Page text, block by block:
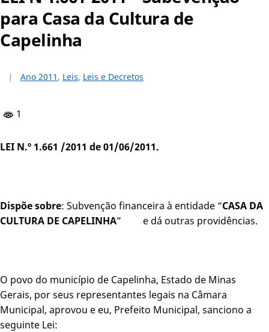
para Casa da Cultura de
Capelinha
Ano 2011 , Leis, Leis e Decretos
1
LEI N.º 1.661 /2011 de 01/06/2011.
Dispõe sobre: Subvenção financeira à entidade “CASA DA
CULTURA DE CAPELINHA” e dá outras providências.
O povo do município de Capelinha, Estado de Minas
Gerais, por seus representantes legais na Câmara
Municipal, aprovou e eu, Prefeito Municipal, sanciono a
seguinte Lei: